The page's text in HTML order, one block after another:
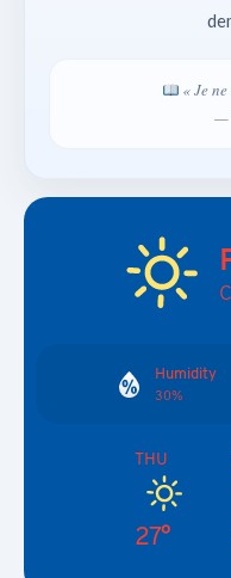
« Je
—
Humidity
30%
THU
27°